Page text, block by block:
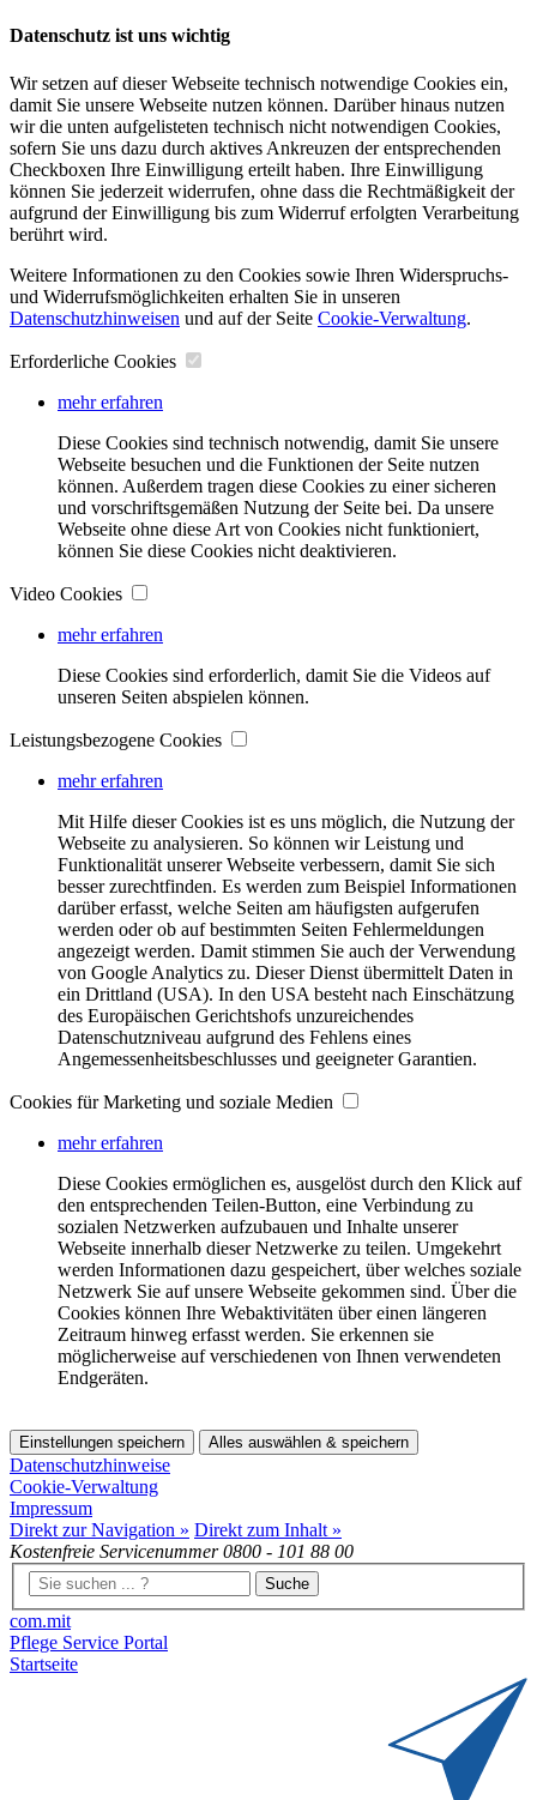
Datenschutz ist uns wichtig
Wir setzen auf dieser Webseite technisch notwendige Cookies ein,
damit Sie unsere Webseite nutzen können. Darüber hinaus nutzen
wir die unten aufgelisteten technisch nicht notwendigen Cookies,
sofern Sie uns dazu durch aktives Ankreuzen der entsprechenden
Checkboxen Ihre Einwilligung erteilt haben. Ihre Einwilligung
können Sie jederzeit widerrufen, ohne dass die Rechtmäßigkeit der
aufgrund der Einwilligung bis zum Widerruf erfolgten Verarbeitung
berührt wird.
Weitere Informationen zu den Cookies sowie Ihren Widerspruchs-
und Widerrufsmöglichkeiten erhalten Sie in unseren
Datenschutzhinweisen und auf der Seite Cookie-Verwaltung​.
Erforderliche Cookies
mehr erfahren
Diese Cookies sind technisch notwendig, damit Sie unsere
Webseite besuchen und die Funktionen der Seite nutzen
können. Außerdem tragen diese Cookies zu einer sicheren
und vorschriftsgemäßen Nutzung der Seite bei. Da unsere
Webseite ohne diese Art von Cookies nicht funktioniert,
können Sie diese Cookies nicht deaktivieren.
Video Cookies
mehr erfahren
Diese Cookies sind erforderlich, damit Sie die Videos auf
unseren Seiten abspielen können.
Leistungsbezogene Cookies
mehr erfahren
Mit Hilfe dieser Cookies ist es uns möglich, die Nutzung der
Webseite zu analysieren. So können wir Leistung und
Funktionalität unserer Webseite verbessern, damit Sie sich
besser zurechtfinden. Es werden zum Beispiel Informationen
darüber erfasst, welche Seiten am häufigsten aufgerufen
werden oder ob auf bestimmten Seiten Fehlermeldungen
angezeigt werden. Damit stimmen Sie auch der Verwendung
von Google Analytics zu. Dieser Dienst übermittelt Daten in
ein Drittland (USA). In den USA besteht nach Einschätzung
des Europäischen Gerichtshofs unzureichendes
Datenschutzniveau aufgrund des Fehlens eines
Angemessenheitsbeschlusses und geeigneter Garantien.
Cookies für Marketing und soziale Medien
mehr erfahren
Diese Cookies ermöglichen es, ausgelöst durch den Klick auf
den entsprechenden Teilen-Button, eine Verbindung zu
sozialen Netzwerken aufzubauen und Inhalte unserer
Webseite innerhalb dieser Netzwerke zu teilen. Umgekehrt
werden Informationen dazu gespeichert, über welches soziale
Netzwerk Sie auf unsere Webseite gekommen sind. Über die
Cookies können Ihre Webaktivitäten über einen längeren
Zeitraum hinweg erfasst werden. Sie erkennen sie
möglicherweise auf verschiedenen von Ihnen verwendeten
Endgeräten.
Einstellungen speichern Alles auswählen & speichern
Datenschutzhinweise
Cookie-Verwaltung
Impressum
Direkt zur Navigation » Direkt zum Inhalt »
Kostenfreie Servicenummer0800 - 101 88 00
Suche
com.mit
Pflege Service Portal
Startseite